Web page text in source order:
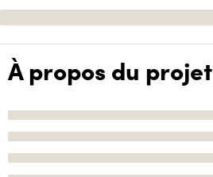
À propos du projet